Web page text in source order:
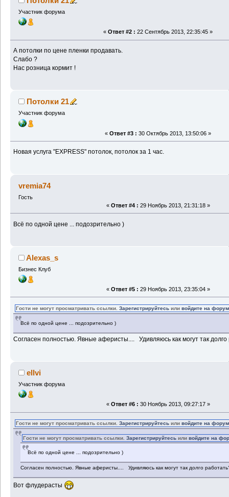
Участник форума
« Ответ #2 : 22 Сентябрь 2013, 22:35:45 »
А потолки по цене пленки продавать.
Слабо ?
Нас розница кормит !
Потолки 21
Участник форума
« Ответ #3 : 30 Октябрь 2013, 13:50:06 »
Новая услуга "EXPRESS" потолок, потолок за 1 час.
vremia74
Гость
« Ответ #4 : 29 Ноябрь 2013, 21:31:18 »
Всё по одной цене ... подозрительно )
Alexas_s
Бизнес Клуб
« Ответ #5 : 29 Ноябрь 2013, 23:35:04 »
Гости не могут просматривать ссылки.Зарегистрируйтесь иливойдите на форум
Всё по одной цене ... подозрительно )
Согласен полностью. Явные аферисты.... Удивляюсь как могут так долго
ellvi
Участник форума
« Ответ #6 : 30 Ноябрь 2013, 09:27:17 »
Гости не могут просматривать ссылки.Зарегистрируйтесь иливойдите на форум
Гости не могут просматривать ссылки.Зарегистрируйтесь иливойдите на
Всё по одной цене ... подозрительно )
Согласен полностью. Явные аферисты.... Удивляюсь как могут так долго
Вот флудерасты